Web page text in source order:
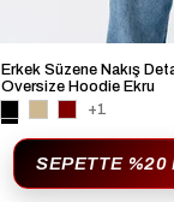
Erkek Süzene Nakış
Oversize Hoodie Ekru
+1
SEPETTE %20